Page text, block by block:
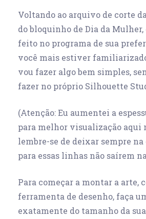
Voltando ao arquivo de corte
do bloquinho de Dia da Mulher,
feito no programa de sua
você mais estiver
vou fazer algo bem simples,
fazer no próprio Silhouette
(Atenção: Eu aumentei a
para melhor visualização aqui
lembre-se de deixar sempre na
para essas linhas não saírem
Para começar a montar a arte,
ferramenta de desenho, faça
exatamente do tamanho da